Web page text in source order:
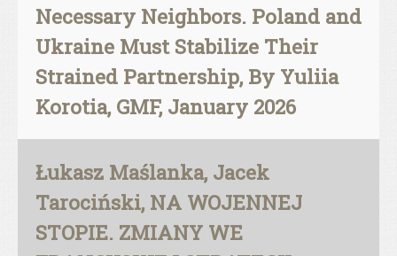
Necessary Neighbors. Poland and
Ukraine Must Stabilize Their
Strained Partnership, By Yuliia
Korotia, GMF, January 2026
Łukasz Maślanka, Jacek
Tarociński, NA WOJENNEJ
STOPIE. ZMIANY WE